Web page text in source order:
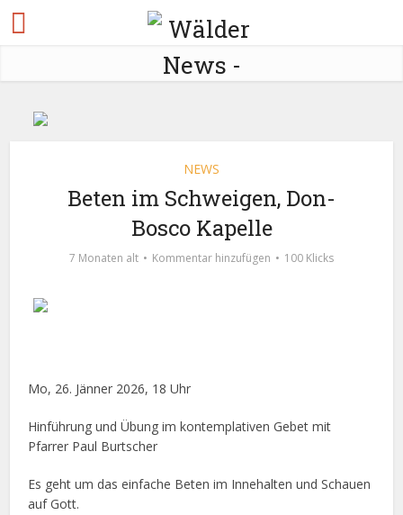
NEWS
Beten im Schweigen, Don-
Bosco Kapelle
7 Monaten alt Kommentar hinzufügen 100 Klicks
Mo, 26. Jänner 2026, 18 Uhr
Hinführung und Übung im kontemplativen Gebet mit
Pfarrer Paul Burtscher
Es geht um das einfache Beten im Innehalten und Schauen
auf Gott.